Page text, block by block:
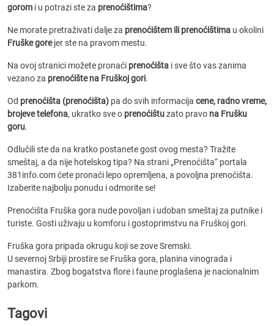
gorom i u potrazi ste za prenoćištima?
Ne morate pretraživati dalje za prenoćištem ili prenoćištima u okolini
Fruške gorejer ste na pravom mestu.
Na ovoj stranici možete pronaći prenoćišta i sve što vas zanima
vezano za prenoćište na Fruškoj gori.
Od prenoćišta (prenoćišta) pa do svih informacija cene, radno vreme,
brojeve telefona, ukratko sve o prenoćištuzato pravo na Frušku
goru.
Odlučili ste da na kratko postanete gost ovog mesta? Tražite
smeštaj, a da nije hotelskog tipa? Na strani „Prenoćišta“ portala
381info.com ćete pronaći lepo opremljena, a povoljna prenoćišta.
Izaberite najbolju ponudu i odmorite se!
Prenoćišta Fruška gora nude povoljan i udoban smeštaj za putnike i
turiste. Gosti uživaju u komforu i gostoprimstvu na Fruškoj gori.
Fruška gora pripada okrugu koji se zove Sremski.
U severnoj Srbiji prostire se Fruška gora, planina vinograda i
manastira. Zbog bogatstva flore i faune proglašena je nacionalnim
parkom.
Tagovi